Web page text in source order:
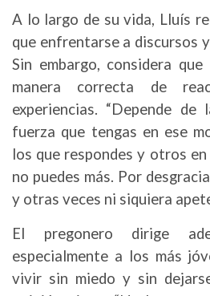
A lo largo de su vida, Lluís
que enfrentarse a discursos
Sin embargo, considera
manera correcta de
experiencias. “Depende
fuerza que tengas en ese
los que respondes y otros
no puedes más. Por
y otras veces ni siquiera
El pregonero dirige
especialmente a los más
vivir sin miedo y sin